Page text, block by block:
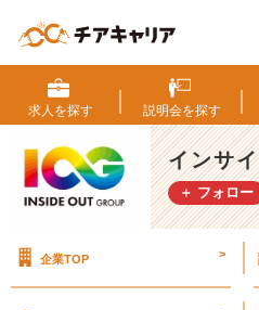
O
G
っ
て
ナ
ニ？】
就
求人を探す 説明会を探す
インサ
＋ フォロー
企業TOP >